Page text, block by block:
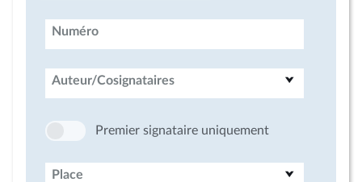
Numéro
Auteur/Cosignataires
Premier signataire uniquement
Place